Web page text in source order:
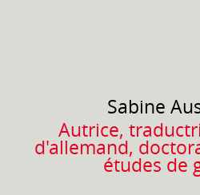
Sabine
Autrice,
d'allemand,
études de